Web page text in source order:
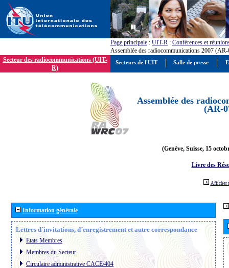
Page principale : UIT-R : Conférences et
Assemblée des radiocommunications 2007
Secteur des radiocommunications (UIT-
R)
Assemblée des
(AR-
(Genève, Suisse, 15
Livre des
Afficher
Information générale
Lettres d´invitations, d´enregistrement et autre correspondance
Etats Membres
Membres du Secteur
Circulaire administrative CACE/404
Secteurs de l'UIT Salle de presse